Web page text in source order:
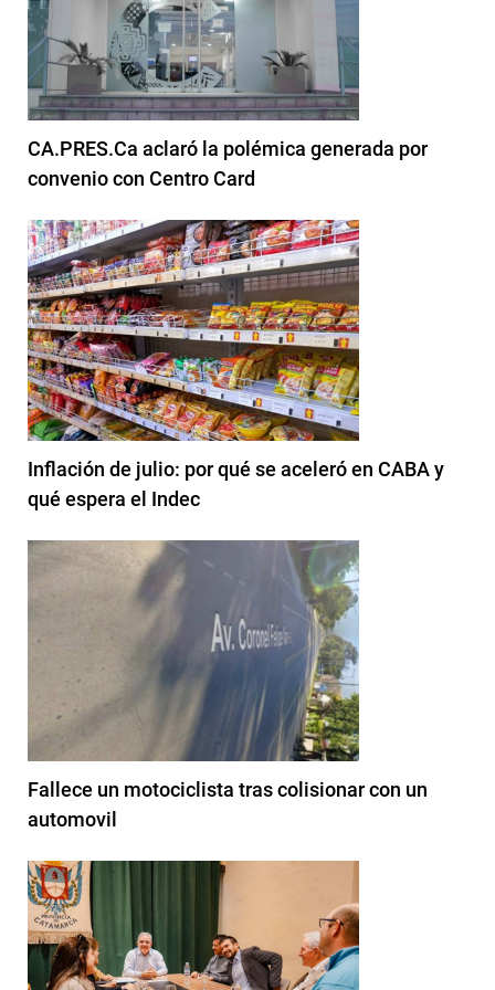
CA.PRES.Ca aclaró la polémica generada por
convenio con Centro Card
Inflación de julio: por qué se aceleró en CABA y
qué espera el Indec
Fallece un motociclista tras colisionar con un
automovil